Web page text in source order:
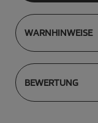
WARNHINWEISE
BEWERTUNG